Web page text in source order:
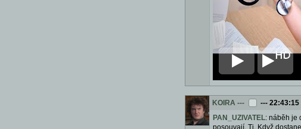
KOIRA --- --- 22:43:15
PAN_UZIVATEL: náběh je
posouvají. Tj. Když